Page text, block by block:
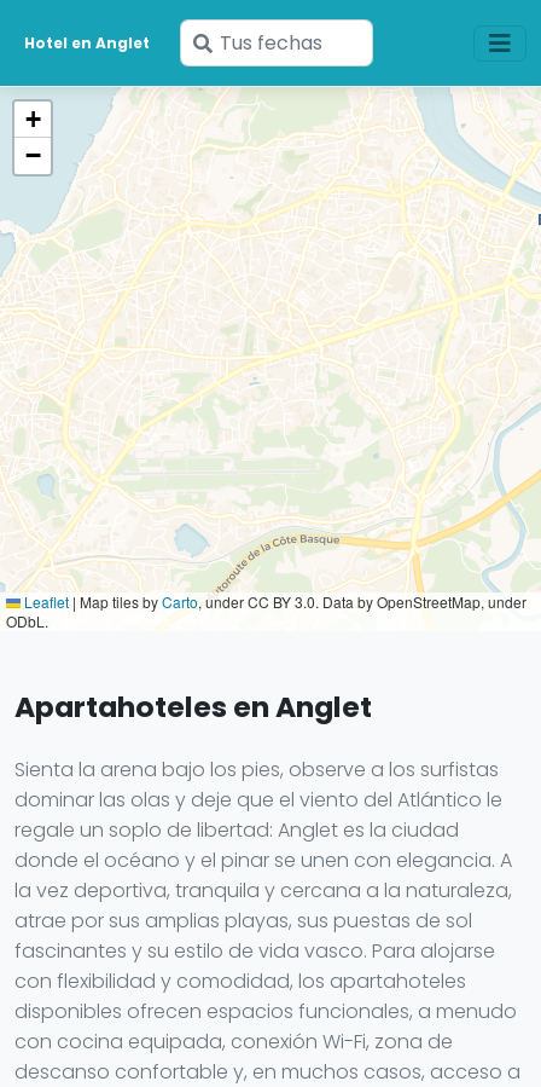
Hotel en Anglet
Ingresa
tus
fechas
+
−
Leaflet | Map tiles byCarto, under CC BY 3.0. Data by OpenStreetMap, under
ODbL.
Apartahoteles en Anglet
Sienta la arena bajo los pies, observe a los surfistas
dominar las olas y deje que el viento del Atlántico le
regale un soplo de libertad: Anglet es la ciudad
donde el océano y el pinar se unen con elegancia. A
la vez deportiva, tranquila y cercana a la naturaleza,
atrae por sus amplias playas, sus puestas de sol
fascinantes y su estilo de vida vasco. Para alojarse
con flexibilidad y comodidad, los apartahoteles
disponibles ofrecen espacios funcionales, a menudo
con cocina equipada, conexión Wi-Fi, zona de
descanso confortable y, en muchos casos, acceso a